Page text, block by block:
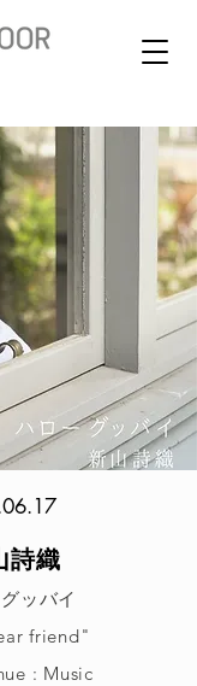
詩織
ッバイ
friend"
: Music